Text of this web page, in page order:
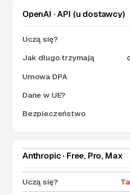
OpenAI · API (u dostawcy)
Anthropic · Free, Pro, Max